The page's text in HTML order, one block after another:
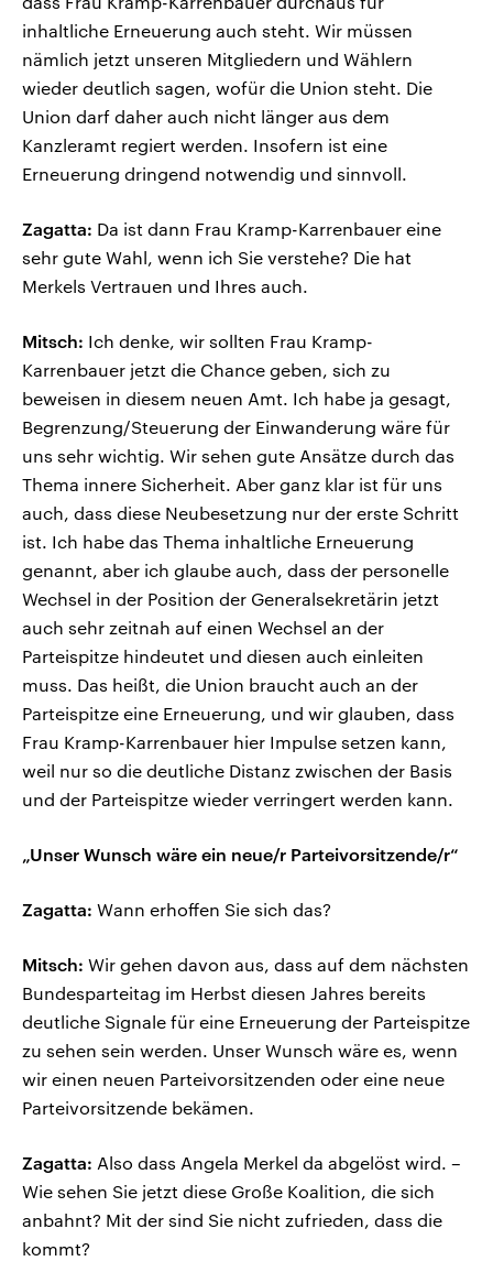
inhaltliche Erneuerung auch steht. Wir müssen
nämlich jetzt unseren Mitgliedern und Wählern
wieder deutlich sagen, wofür die Union steht. Die
Union darf daher auch nicht länger aus dem
Kanzleramt regiert werden. Insofern ist eine
Erneuerung dringend notwendig und sinnvoll.
Zagatta: Da ist dann Frau Kramp-Karrenbauer eine
sehr gute Wahl, wenn ich Sie verstehe? Die hat
Merkels Vertrauen und Ihres auch.
Mitsch: Ich denke, wir sollten Frau Kramp-
Karrenbauer jetzt die Chance geben, sich zu
beweisen in diesem neuen Amt. Ich habe ja gesagt,
Begrenzung/Steuerung der Einwanderung wäre für
uns sehr wichtig. Wir sehen gute Ansätze durch das
Thema innere Sicherheit. Aber ganz klar ist für uns
auch, dass diese Neubesetzung nur der erste Schritt
ist. Ich habe das Thema inhaltliche Erneuerung
genannt, aber ich glaube auch, dass der personelle
Wechsel in der Position der Generalsekretärin jetzt
auch sehr zeitnah auf einen Wechsel an der
Parteispitze hindeutet und diesen auch einleiten
muss. Das heißt, die Union braucht auch an der
Parteispitze eine Erneuerung, und wir glauben, dass
Frau Kramp-Karrenbauer hier Impulse setzen kann,
weil nur so die deutliche Distanz zwischen der Basis
und der Parteispitze wieder verringert werden kann.
„Unser Wunsch wäre ein neue/r Parteivorsitzende/r“
Zagatta: Wann erhoffen Sie sich das?
Mitsch: Wir gehen davon aus, dass auf dem nächsten
Bundesparteitag im Herbst diesen Jahres bereits
deutliche Signale für eine Erneuerung der Parteispitze
zu sehen sein werden. Unser Wunsch wäre es, wenn
wir einen neuen Parteivorsitzenden oder eine neue
Parteivorsitzende bekämen.
Zagatta: Also dass Angela Merkel da abgelöst wird. –
Wie sehen Sie jetzt diese Große Koalition, die sich
anbahnt? Mit der sind Sie nicht zufrieden, dass die
kommt?